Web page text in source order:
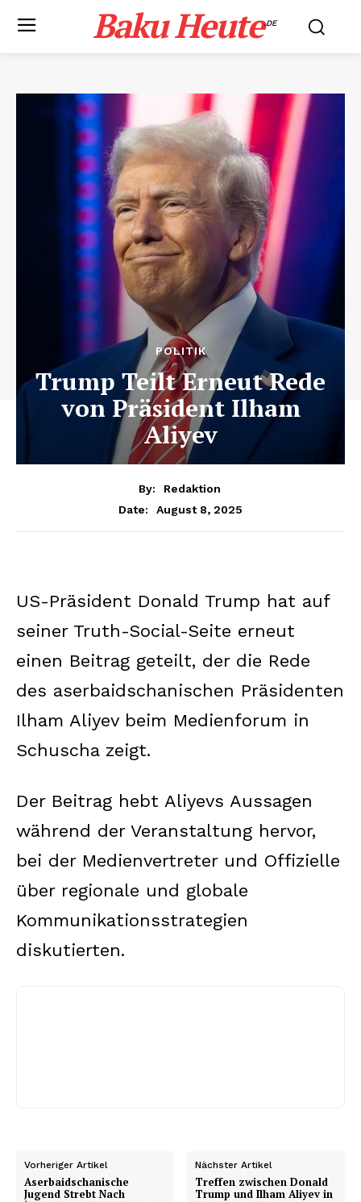
Baku Heute.DE
POLITIK
Trump Teilt Erneut Rede
von Präsident Ilham
Aliyev
By:
Redaktion
Date:
August 8, 2025
US-Präsident Donald Trump hat auf
seiner Truth-Social-Seite erneut
einen Beitrag geteilt, der die Rede
des aserbaidschanischen Präsidenten
Ilham Aliyev beim Medienforum in
Schuscha zeigt.
Der Beitrag hebt Aliyevs Aussagen
während der Veranstaltung hervor,
bei der Medienvertreter und Offizielle
über regionale und globale
Kommunikationsstrategien
diskutierten.
Vorheriger Artikel
Aserbaidschanische
Jugend Strebt Nach
Nächster Artikel
Treffen zwischen Donald
Trump und Ilham Aliyev in